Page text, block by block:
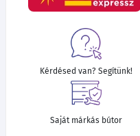
Kérdésed van? Segítünk!
Saját márkás bútor